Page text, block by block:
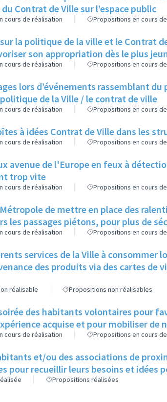
Contrat de Ville sur l’espace public
cours de réalisation Propositions en cours
la politique de la ville et le Contrat
son appropriation dès le plus
cours de réalisation Propositions en cours
lors d’événements rassemblant
de la Ville / le contrat de ville
cours de réalisation Propositions en cours
à idées Contrat de Ville dans les
cours de réalisation Propositions en cours
avenue de l'Europe en feux à
trop vite
cours de réalisation Propositions en cours
de mettre en place des
les passages piétons, pour plus de
cours de réalisation Propositions en cours
services de la Ville à consommer
des produits via des cartes de
réalisable Propositions non réalisables
des habitants volontaires pour
acquise et pour mobiliser de
cours de réalisation Propositions en cours
et/ou des associations de
pour recueillir leurs besoins et idées
Propositions réalisées